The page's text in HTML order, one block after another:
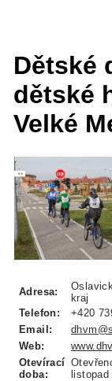
Dětské
dětské
Velké
Adresa:
kraj
Telefon:
+420
Email:
Web:
Otevírací
doba: